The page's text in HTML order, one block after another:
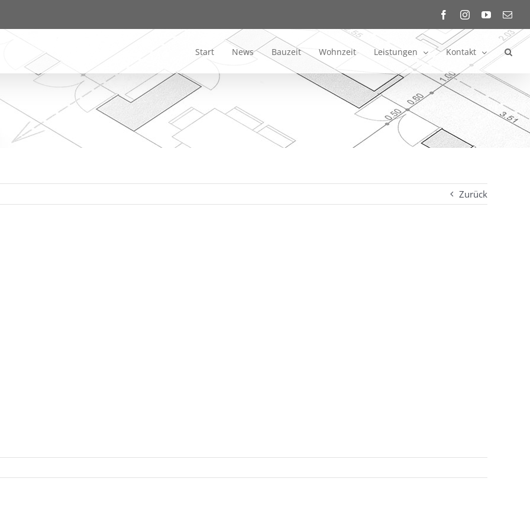
FacebookInstagramYouTube
E-
Start News Bauzeit Wohnzeit Leistungen Kontakt
Zurück